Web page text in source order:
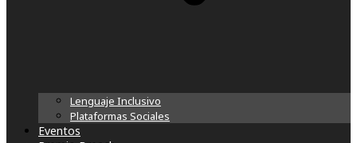
Lenguaje Inclusivo
Plataformas Sociales
Eventos